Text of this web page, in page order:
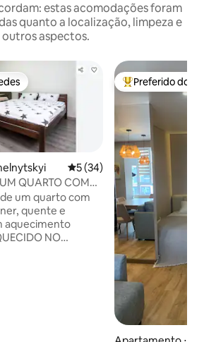
estas acomodações foram
quanto a localização, limpeza e
outros aspectos.
5 de uma avaliação média
5 (34)
QUARTO COM
um quarto com
quente e
aquecimento
NO
Entre os
Preferido dos